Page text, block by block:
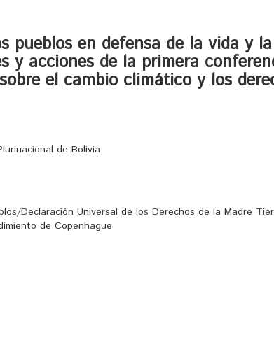
pueblos en defensa de la vida y
y acciones de la primera
el cambio climático y los
de Bolivia
Declaración Universal de los Derechos de la Madre
de Copenhague